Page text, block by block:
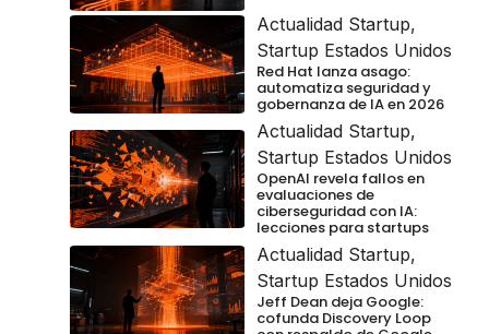
Actualidad Startup,
Startup Estados Unidos
Red Hat lanza asago:
automatiza seguridad y
gobernanza de IA en 2026
Actualidad Startup,
Startup Estados Unidos
OpenAI revela fallos en
evaluaciones de
ciberseguridad con IA:
lecciones para startups
Actualidad Startup,
Startup Estados Unidos
Jeff Dean deja Google:
cofunda Discovery Loop